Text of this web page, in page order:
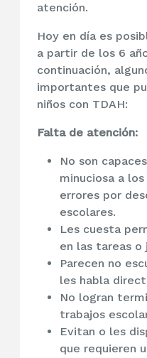
atención.
Hoy en día es
a partir de los 6
continuación,
importantes que
niños con TDAH:
Falta de atención:
No son
minuciosa a
errores por
escolares.
Les cuesta
en las tareas o
Parecen no
les habla
No logran
trabajos
Evitan o les
que requieren